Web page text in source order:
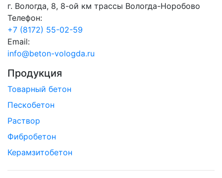
г. Вологда, 8, 8-ой км трассы Вологда-Норобово
Телефон:
+7 (8172) 55-02-59
Email:
info@beton-vologda.ru
Продукция
Товарный бетон
Пескобетон
Раствор
Фибробетон
Керамзитобетон